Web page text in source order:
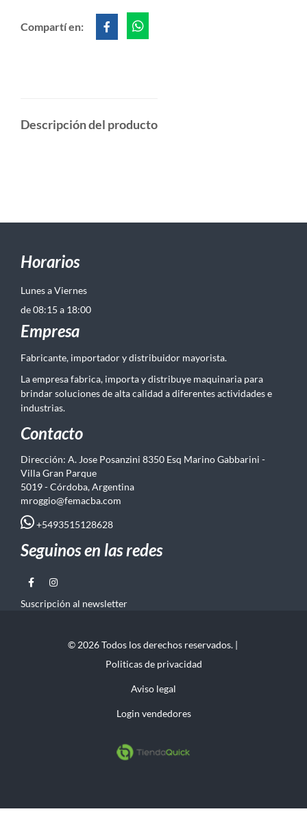
Compartí en:
Descripción del producto
Horarios
Lunes a Viernes
de 08:15 a 18:00
Empresa
Fabricante, importador y distribuidor mayorista.
La empresa fabrica, importa y distribuye maquinaria para
brindar soluciones de alta calidad a diferentes actividades e
industrias.
Contacto
Dirección: A. Jose Posanzini 8350 Esq Marino Gabbarini -
Villa Gran Parque
5019 - Córdoba, Argentina
mroggio@femacba.com
+5493515128628
Seguinos en las redes
Suscripción al newsletter
© 2026 Todos los derechos reservados. |
Politicas de privacidad
Aviso legal
Login vendedores